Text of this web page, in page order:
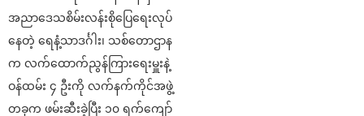
အညာဒေသစိမ်းလန်းစိုပြေရေးလုပ်
နေတဲ့ ရေနံ့သာဒင်္ဂါး၊ သစ်တောဌာန
က လက်ထောက်ညွန်ကြားရေးမှူးနဲ့
ဝန်ထမ်း ၄ ဦးကို လက်နက်ကိုင်အဖွဲ့
တခုက ဖမ်းဆီးခဲ့ပြီး ၁၀ ရက်ကျော်